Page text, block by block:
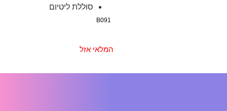
סוללת ליטיום
B091
המלאי אזל